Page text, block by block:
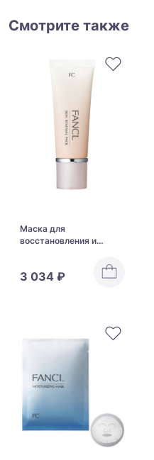
Смотрите также
Маска для
восстановления и
Fancl Skin Renewal Pack
FC
3 034 ₽